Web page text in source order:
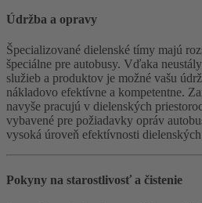
Údržba a opravy
Špecializované dielenské tímy majú
špeciálne pre autobusy. Vďaka
služieb a produktov je možné vašu
nákladovo efektívne a kompetentne.
navyše pracujú v dielenských
vybavené pre požiadavky opráv
vysoká úroveň efektívnosti
Pokyny na starostlivosť a čistenie